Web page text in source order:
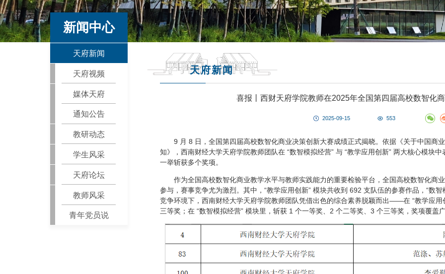
新闻中心
天府新闻
天府视频
媒体天府
通知公告
教研动态
学生风采
天府论坛
教师风采
青年党员说
天府新闻
喜报丨西财天府学院教师在2025年全国第四届高校数智化
2025-09-15 553
9 月 8 日，全国第四届高校数智化商业决策创新大赛成绩正式揭晓。依据《关于中国商
知》，西南财经大学天府学院教师团队在 “数智模拟经营” 与 “教学应用创新” 两大核心模块
一举斩获多个奖项。
作为全国高校数智化商业教学水平与教师实践能力的重要检验平台，全国高校数智化商
参与，赛事竞争尤为激烈。其中，“教学应用创新” 模块共收到 692 支队伍的参赛作品，“数
竞争环境下，西南财经大学天府学院教师团队凭借出色的综合素养脱颖而出——在 “教学应
三等奖；在 “数智模拟经营” 模块里，斩获 1 个一等奖、2 个二等奖、3 个三等奖，奖项覆盖